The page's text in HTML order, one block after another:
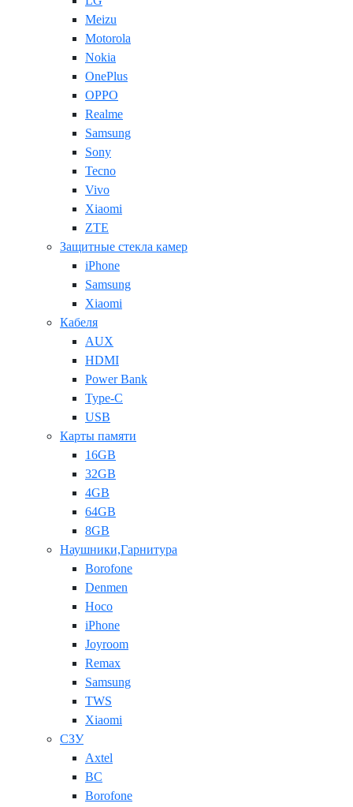
Meizu
Motorola
Nokia
OnePlus
OPPO
Realme
Samsung
Sony
Tecno
Vivo
Xiaomi
ZTE
Защитные стекла камер
iPhone
Samsung
Xiaomi
Кабеля
AUX
HDMI
Power Bank
Type-C
USB
Карты памяти
16GB
32GB
4GB
64GB
8GB
Наушники,Гарнитура
Borofone
Denmen
Hoco
iPhone
Joyroom
Remax
Samsung
TWS
Xiaomi
СЗУ
Axtel
BC
Borofone